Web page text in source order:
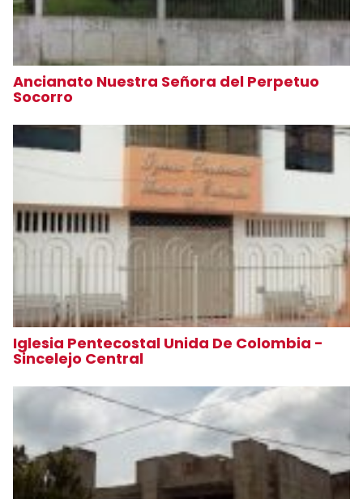
Ancianato Nuestra Señora del Perpetuo
Socorro
Iglesia Pentecostal Unida De Colombia -
Sincelejo Central